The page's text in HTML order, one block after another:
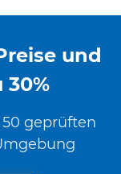
und
30%
geprüften